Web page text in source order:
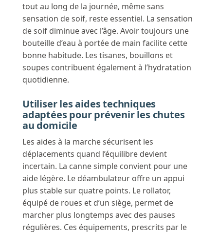
tout au long de la journée, même sans
sensation de soif, reste essentiel. La sensation
de soif diminue avec l’âge. Avoir toujours une
bouteille d’eau à portée de main facilite cette
bonne habitude. Les tisanes, bouillons et
soupes contribuent également à l’hydratation
quotidienne.
Utiliser les aides techniques
adaptées pour prévenir les chutes
au domicile
Les aides à la marche sécurisent les
déplacements quand l’équilibre devient
incertain. La canne simple convient pour une
aide légère. Le déambulateur offre un appui
plus stable sur quatre points. Le rollator,
équipé de roues et d’un siège, permet de
marcher plus longtemps avec des pauses
régulières. Ces équipements, prescrits par le